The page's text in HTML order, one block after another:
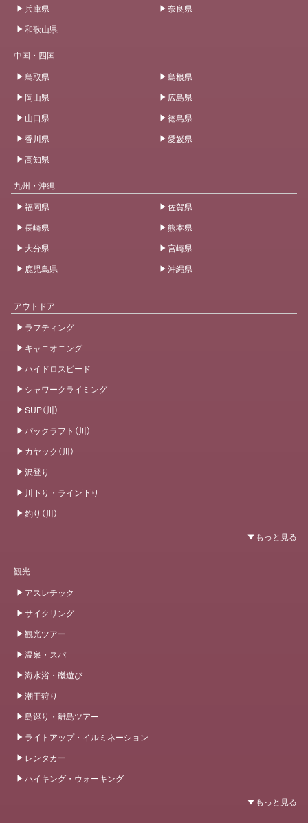
兵庫県
奈良県
和歌山県
中国・四国
鳥取県
島根県
岡山県
広島県
山口県
徳島県
香川県
愛媛県
高知県
九州・沖縄
福岡県
佐賀県
長崎県
熊本県
大分県
宮崎県
鹿児島県
沖縄県
アウトドア
ラフティング
キャニオニング
ハイドロスピード
シャワークライミング
SUP（川）
パックラフト（川）
カヤック（川）
沢登り
川下り・ライン下り
釣り（川）
観光
アスレチック
サイクリング
観光ツアー
温泉・スパ
海水浴・磯遊び
潮干狩り
島巡り・離島ツアー
ライトアップ・イルミネーション
レンタカー
ハイキング・ウォーキング